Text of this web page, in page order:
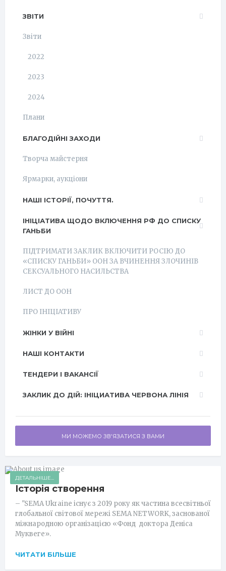
ЗВІТИ
Звіти
2022
2023
2024
Плани
БЛАГОДІЙНІ ЗАХОДИ
Творча майстерня
Ярмарки, аукціони
НАШІ ІСТОРІЇ, ПОЧУТТЯ.
ІНІЦІАТИВА ЩОДО ВКЛЮЧЕННЯ РФ ДО СПИСКУ
ГАНЬБИ
ПІДТРИМАТИ ЗАКЛИК ВКЛЮЧИТИ РОСІЮ ДО
«СПИСКУ ГАНЬБИ» ООН ЗА ВЧИНЕННЯ ЗЛОЧИНІВ
СЕКСУАЛЬНОГО НАСИЛЬСТВА
ЛИСТ ДО ООН
ПРО ІНІЦІАТИВУ
ЖІНКИ У ВІЙНІ
НАШІ КОНТАКТИ
ТЕНДЕРИ І ВАКАНСІЇ
ЗАКЛИК ДО ДІЙ: ІНІЦИАТИВА ЧЕРВОНА ЛІНІЯ
МИ МОЖЕМО ЗВ'ЯЗАТИСЯ З ВАМИ
ДЕТАЛЬНІШЕ...
Історія створення
– "SEMA Ukraine існує з 2019 року як частина всесвітньої
глобальної світової мережі SEMA NETWORK, заснованої
міжнародною організацією «Фонд доктора Деніса
Муквеге».
ЧИТАТИ БІЛЬШЕ